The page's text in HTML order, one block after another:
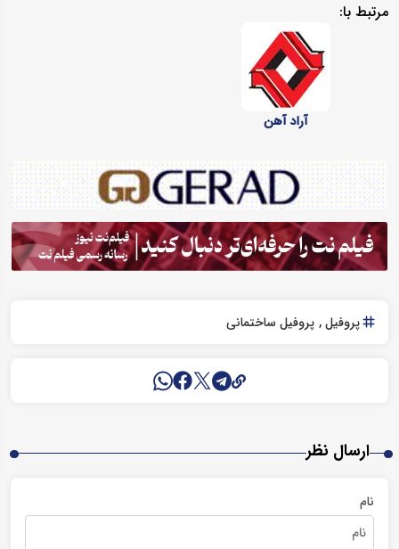
مرتبط با:
آراد آهن
پروفیل پروفیل ساختمانی
ارسال نظر
نام